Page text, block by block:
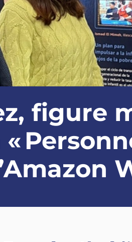
figure
«